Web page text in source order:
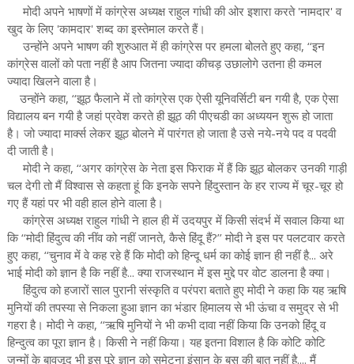
मोदी अपने भाषणों में कांग्रेस अध्यक्ष राहुल गांधी की ओर इशारा करते 'नामदार' व
खुद के लिए 'कामदार' शब्द का इस्तेमाल करते हैं।
उन्होंने अपने भाषण की शुरुआत में ही कांग्रेस पर हमला बोलते हुए कहा, ‘‘इन
कांग्रेस वालों को पता नहीं है आप जितना ज्यादा कीचड़ उछालोगे उतना ही कमल
ज्यादा खिलने वाला है।
उन्होंने कहा, ‘‘झूठ फैलाने में तो कांग्रेस एक ऐसी यूनिवर्सिटी बन गयी है, एक ऐसा
विद्यालय बन गयी है जहां प्रवेश करते ही झूठ की पीएचडी का अध्ययन शुरू हो जाता
है। जो ज्यादा मार्क्स लेकर झूठ बोलने में पारंगत हो जाता है उसे नये-नये पद व पदवी
दी जाती है।
मोदी ने कहा, ‘‘अगर कांग्रेस के नेता इस फिराक में हैं कि झूठ बोलकर उनकी गाड़ी
चल देगी तो मैं विश्वास से कहता हूं कि इनके सपने हिंदुस्तान के हर राज्य में चूर-चूर हो
गए हैं यहां पर भी वही हाल होने वाला है।
कांग्रेस अध्यक्ष राहुल गांधी ने हाल ही में उदयपुर में किसी संदर्भ में सवाल किया था
कि ‘‘मोदी हिंदुत्व की नींव को नहीं जानते, कैसे हिंदू हैं?’’ मोदी ने इस पर पलटवार करते
हुए कहा, ‘‘चुनाव में वे कह रहे हैं कि मोदी को हिन्दू धर्म का कोई ज्ञान ही नहीं है... अरे
भाई मोदी को ज्ञान है कि नहीं है... क्या राजस्थान में इस मुद्दे पर वोट डालना है क्या।
हिंदुत्व को हजारों साल पुरानी संस्कृति व परंपरा बताते हुए मोदी ने कहा कि यह ऋषि
मुनियों की तपस्या से निकला हुआ ज्ञान का भंडार हिमालय से भी ऊंचा व समुद्र से भी
गहरा है। मोदी ने कहा, ‘‘ऋषि मुनियों ने भी कभी दावा नहीं किया कि उनको हिंदू व
हिन्दुत्व का पूरा ज्ञान है। किसी ने नहीं किया। यह इतना विशाल है कि कोटि कोटि
जन्मों के बावजूद भी इस पूरे ज्ञान को समेटना इंसान के बस की बात नहीं है.... मैं